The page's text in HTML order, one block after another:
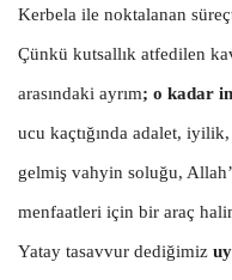
Kerbela ile noktalanan
Çünkü kutsallık atfedilen
arasındaki ayrım; o kadar
ucu kaçtığında adalet,
gelmiş vahyin soluğu,
menfaatleri için bir araç
Yatay tasavvur dediğimiz